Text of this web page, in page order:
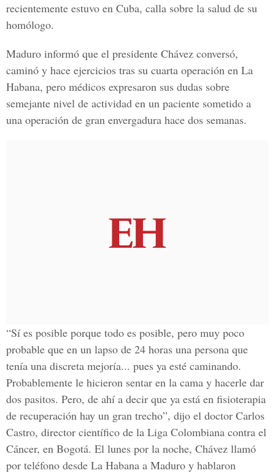
recientemente estuvo en Cuba, calla sobre la salud de su
homólogo.
Maduro informó que el presidente Chávez conversó,
caminó y hace ejercicios tras su cuarta operación en La
Habana, pero médicos expresaron sus dudas sobre
semejante nivel de actividad en un paciente sometido a
una operación de gran envergadura hace dos semanas.
“Sí es posible porque todo es posible, pero muy poco
probable que en un lapso de 24 horas una persona que
tenía una discreta mejoría... pues ya esté caminando.
Probablemente le hicieron sentar en la cama y hacerle dar
dos pasitos. Pero, de ahí a decir que ya está en fisioterapia
de recuperación hay un gran trecho”, dijo el doctor Carlos
Castro, director científico de la Liga Colombiana contra el
Cáncer, en Bogotá. El lunes por la noche, Chávez llamó
por teléfono desde La Habana a Maduro y hablaron